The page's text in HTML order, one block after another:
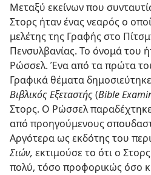
Μεταξύ εκείνων που
Στορς ήταν ένας νεαρός ο
μελέτης της Γραφής στο
Πενσυλβανίας. Το όνομά του
Ρώσσελ. Ένα από τα πρώτα
Γραφικά θέματα
Βιβλικός Εξεταστής(Bible
Στορς. Ο Ρώσσελ παραδέχτηκε
από προηγούμενους
Αργότερα ως εκδότης του
Σιών, εκτιμούσε το ότι ο
πολύ, τόσο προφορικώς όσο